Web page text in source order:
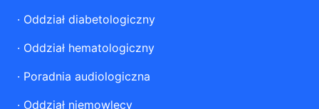
· Oddział diabetologiczny
· Oddział hematologiczny
· Poradnia audiologiczna
· Oddział niemowlęcy